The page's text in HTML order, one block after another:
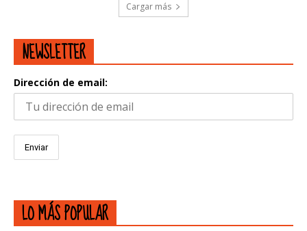
Cargar más
NEWSLETTER
Dirección de email:
LO MÁS POPULAR